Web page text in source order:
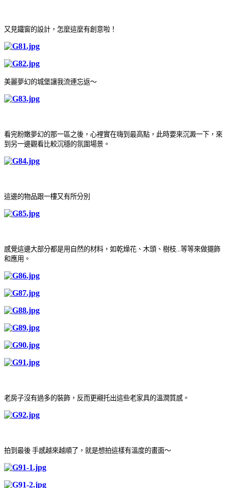
又見鐵窗的設計，怎麼這麼有創意啦！
美麗夢幻的城堡讓我流連忘返～
看完粉嫩夢幻的那一區之後，心裡實在嗨到最高點，此時要來沉澱一下，來
到另一邊觀看比較沉穩的氛圍場景 。
這邊的物品跟一樓又有所分別
感覺這邊大部分都是用自然的材料，如乾燥花 、 木頭 、樹枝 ...等等來做擺飾
和應用 。
老房子沒有過多的裝飾，反而更襯托出這些老家具的溫潤質感 。
拍到最後 手感越來越順了，就是想拍這樣有溫度的畫面～